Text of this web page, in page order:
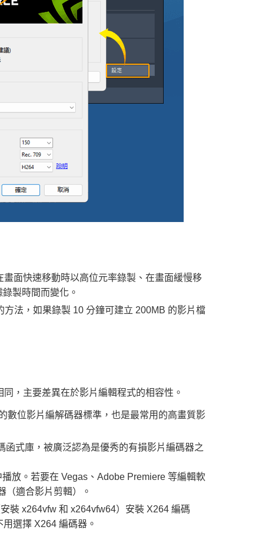
面快速移動時以高位元率錄製、在畫面緩慢移
製時間而變化。
法，如果錄製 10 分鐘可建立 200MB 的影片檔
，主要差異在於影片編輯程式的相容性。
數位影片編解碼器標準，也是最常用的高畫質影
式庫，被廣泛認為是優秀的有損影片編碼器之
放。若要在 Vegas、Adobe Premiere 等編輯軟
（適合影片剪輯）。
裝 x264vfw 和 x264vfw64）安裝 X264 編碼
選擇 X264 編碼器。